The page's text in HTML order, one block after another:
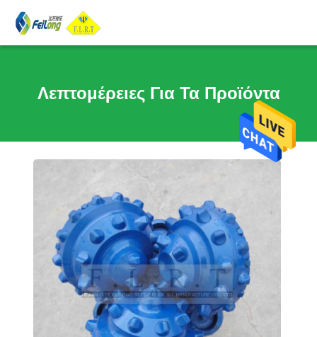
Λεπτομέρειες Για Τα Προϊόντα